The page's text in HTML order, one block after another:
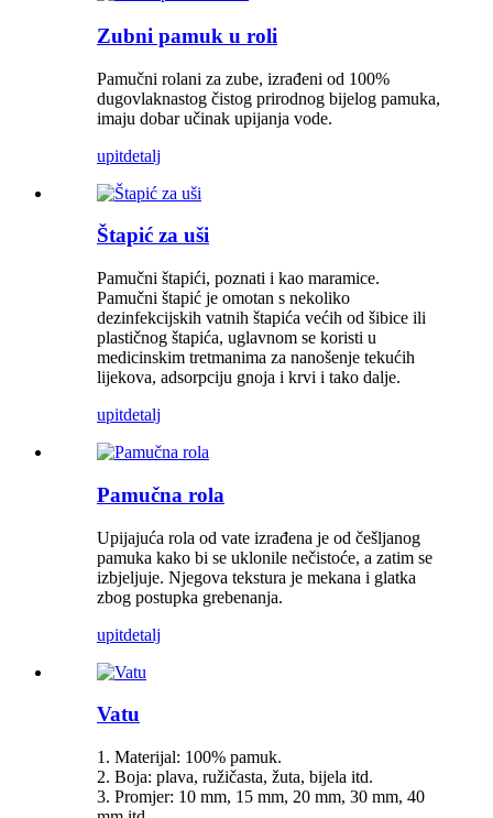
Zubni pamuk u roli
Pamučni rolani za zube, izrađeni od 100%
dugovlaknastog čistog prirodnog bijelog pamuka,
imaju dobar učinak upijanja vode.
upitdetalj
Štapić za uši
Pamučni štapići, poznati i kao maramice.
Pamučni štapić je omotan s nekoliko
dezinfekcijskih vatnih štapića većih od šibice ili
plastičnog štapića, uglavnom se koristi u
medicinskim tretmanima za nanošenje tekućih
lijekova, adsorpciju gnoja i krvi i tako dalje.
upitdetalj
Pamučna rola
Upijajuća rola od vate izrađena je od češljanog
pamuka kako bi se uklonile nečistoće, a zatim se
izbjeljuje. Njegova tekstura je mekana i glatka
zbog postupka grebenanja.
upitdetalj
Vatu
1. Materijal: 100% pamuk.
2. Boja: plava, ružičasta, žuta, bijela itd.
3. Promjer: 10 mm, 15 mm, 20 mm, 30 mm, 40